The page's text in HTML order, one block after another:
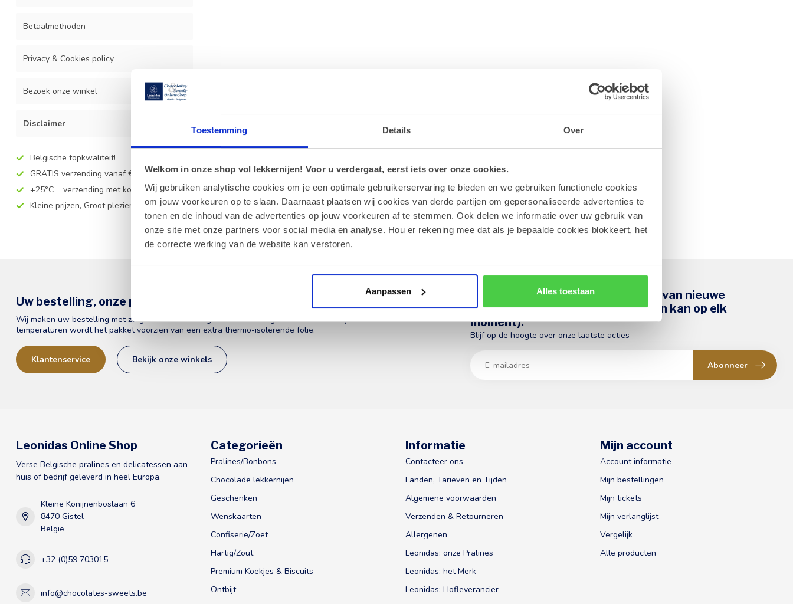
Toestemming Details Over
Welkom in onze shop vol lekkernijen! Voor u verdergaat, eerst iets over onze cookies.
Wij gebruiken analytische cookies om je een optimale gebruikerservaring te bieden en we gebruiken functionele cookies
om jouw voorkeuren op te slaan. Daarnaast plaatsen wij cookies van derde partijen om gepersonaliseerde advertenties te
tonen en de inhoud van de advertenties op jouw voorkeuren af te stemmen. Ook delen we informatie over uw gebruik van
onze site met onze partners voor social media en analyse. Hou er rekening mee dat als je bepaalde cookies blokkeert, het
de correcte werking van de website kan verstoren.
Aanpassen Alles toestaan
Betaalmethoden
Privacy & Cookies policy
Bezoek onze winkel
Disclaimer
Belgische topkwaliteit!
GRATIS verzending vanaf €55 (BENELUX)
+25°C = verzending met koelelement
Kleine prijzen, Groot plezier!
Uw bestelling, onze prioriteit!
Wij maken uw bestelling met zorg klaar en maken gebruik van stevige verzenddozen. Bij warme
temperaturen wordt het pakket voorzien van een extra thermo-isolerende folie.
Klantenservice Bekijk onze winkels
Ja, ik wens op de hoogte te blijven van nieuwe
producten en thema's (uitschrijven kan op elk
moment).
Blijf op de hoogte over onze laatste acties
Abonneer
Leonidas Online Shop
Verse Belgische pralines en delicatessen aan
huis of bedrijf geleverd in heel Europa.
Kleine Konijnenboslaan 6
8470 Gistel
België
+32 (0)59 703015
info@chocolates-sweets.be
Categorieën
Pralines/Bonbons
Chocolade lekkernijen
Geschenken
Wenskaarten
Confiserie/Zoet
Hartig/Zout
Premium Koekjes & Biscuits
Ontbijt
Informatie
Contacteer ons
Landen, Tarieven en Tijden
Algemene voorwaarden
Verzenden & Retourneren
Allergenen
Leonidas: onze Pralines
Leonidas: het Merk
Leonidas: Hofleverancier
Mijn account
Account informatie
Mijn bestellingen
Mijn tickets
Mijn verlanglijst
Vergelijk
Alle producten